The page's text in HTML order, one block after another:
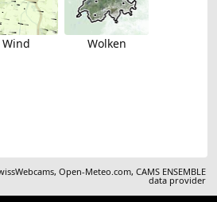
Wind Wolken
,Open-Meteo.com,CAMS ENSEMBLE
data provider